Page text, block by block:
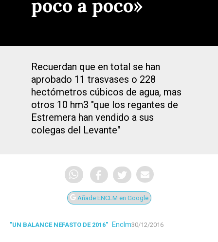
poco a poco»
Recuerdan que en total se han
aprobado 11 trasvases o 228
hectómetros cúbicos de agua, mas
otros 10 hm3 "que los regantes de
Estremera han vendido a sus
colegas del Levante"
Añade ENCLM en Google
"UN BALANCE NEFASTO DE 2016" Enclm30/12/2016